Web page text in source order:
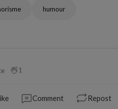
humour
1
Comment Repost